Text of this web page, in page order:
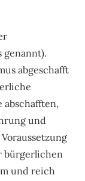
genannt).
abgeschafft
abschafften,
und
bürgerlichen
und reich